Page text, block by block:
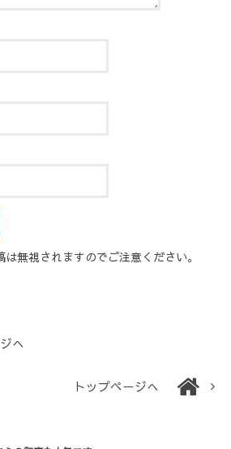
無視されますのでご注意ください。
へ
トップページへ